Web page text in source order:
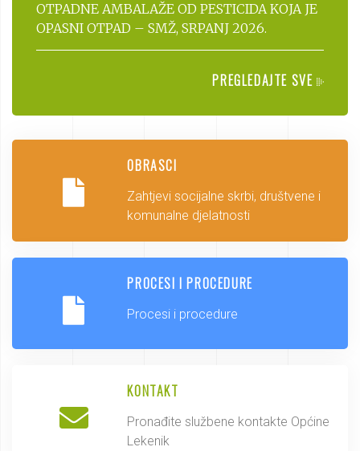
OTPADNE AMBALAŽE OD PESTICIDA KOJA JE
OPASNI OTPAD – SMŽ, SRPANJ 2026.
PREGLEDAJTE SVE
OBRASCI
Zahtjevi socijalne skrbi, društvene i
komunalne djelatnosti
PROCESI I PROCEDURE
Procesi i procedure
KONTAKT
Pronađite službene kontakte Općine
Lekenik